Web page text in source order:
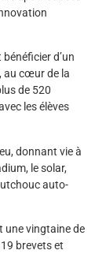
d’un
au cœur de la
de 520
les élèves
donnant vie à
le solar,
auto-
une vingtaine de
brevets et